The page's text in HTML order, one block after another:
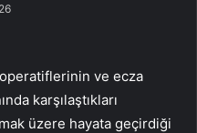
ve ecza
karşılaştıkları
üzere hayata geçirdiği